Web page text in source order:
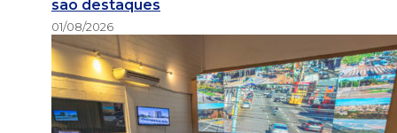
são destaques
01/08/2026